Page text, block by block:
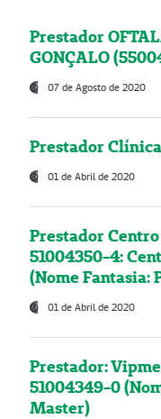
Prestador
GONÇALO
07 de Agosto de 2020
Prestador
01 de Abril de 2020
Prestador
51004350-4:
(Nome
01 de Abril de 2020
Prestador:
51004349-0
Master)